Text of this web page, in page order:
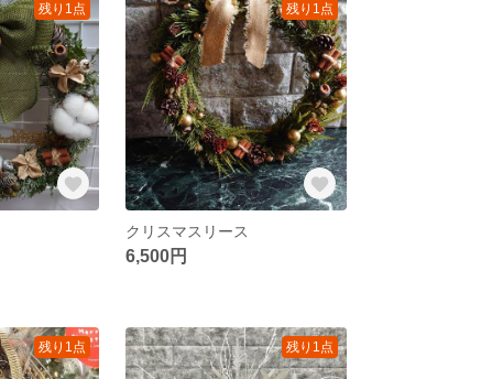
残り1点 残り1点
クリスマスリース
6,500円
残り1点 残り1点